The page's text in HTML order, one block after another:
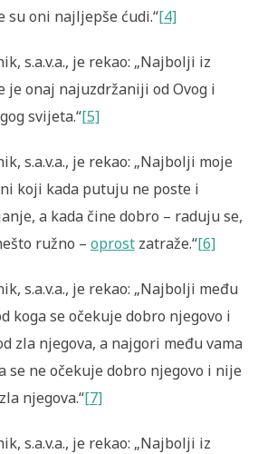
su oni najljepše ćudi.“[4]
s.a.v.a., je rekao: „Najbolji iz
je onaj najuzdržaniji od Ovog i
svijeta.“[5]
s.a.v.a., je rekao: „Najbolji moje
koji kada putuju ne poste i
a kada čine dobro – raduju se,
ružno – oprostzatraže.“[6]
s.a.v.a., je rekao: „Najbolji među
koga se očekuje dobro njegovo i
zla njegova, a najgori među vama
se ne očekuje dobro njegovo i nije
njegova.“[7]
s.a.v.a., je rekao: „Najbolji iz